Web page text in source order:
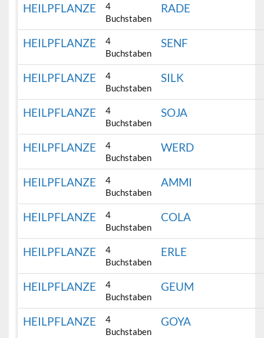
HEILPFLANZE
4
Buchstaben
RADE
HEILPFLANZE
4
Buchstaben
SENF
HEILPFLANZE
4
Buchstaben
SILK
HEILPFLANZE
4
Buchstaben
SOJA
HEILPFLANZE
4
Buchstaben
WERD
HEILPFLANZE
4
Buchstaben
AMMI
HEILPFLANZE
4
Buchstaben
COLA
HEILPFLANZE
4
Buchstaben
ERLE
HEILPFLANZE
4
Buchstaben
GEUM
HEILPFLANZE
4
Buchstaben
GOYA